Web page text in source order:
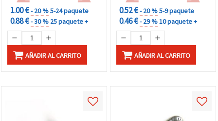
1.00 €- 20 %5-24 paquete
0.88 €- 30 % 25 paquete +
AÑADIR AL CARRITO
0.52 €- 20 %5-9 paquete
0.46 €- 29 %10 paquete +
AÑADIR AL CARRITO